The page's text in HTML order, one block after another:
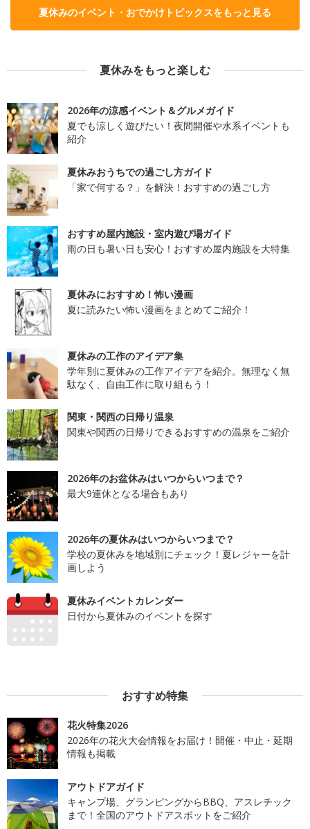
夏休みのイベント・おでかけトピックスをもっと見る
夏休みをもっと楽しむ
2026年の涼感イベント＆グルメガイド
夏でも涼しく遊びたい！夜間開催や水系イベントも
紹介
夏休みおうちでの過ごし方ガイド
「家で何する？」を解決！おすすめの過ごし方
おすすめ屋内施設・室内遊び場ガイド
雨の日も暑い日も安心！おすすめ屋内施設を大特集
夏休みにおすすめ！怖い漫画
夏に読みたい怖い漫画をまとめてご紹介！
夏休みの工作のアイデア集
学年別に夏休みの工作アイデアを紹介。無理なく無
駄なく、自由工作に取り組もう！
関東・関西の日帰り温泉
関東や関西の日帰りできるおすすめの温泉をご紹介
2026年のお盆休みはいつからいつまで？
最大9連休となる場合もあり
2026年の夏休みはいつからいつまで？
学校の夏休みを地域別にチェック！夏レジャーを計
画しよう
夏休みイベントカレンダー
日付から夏休みのイベントを探す
おすすめ特集
花火特集2026
2026年の花火大会情報をお届け！開催・中止・延期
情報も掲載
アウトドアガイド
キャンプ場、グランピングからBBQ、アスレチック
まで！全国のアウトドアスポットをご紹介